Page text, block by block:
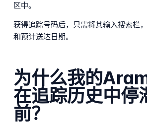
区中。
获得追踪号码后，只需将其输入搜索栏
和预计送达日期。
为什么我的
在追踪历史中停
前？